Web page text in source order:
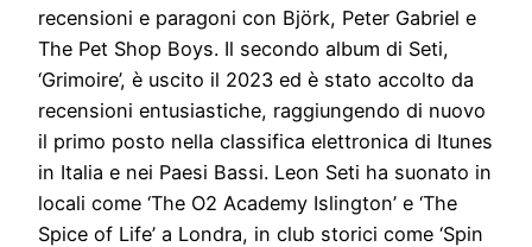
recensioni e paragoni con Björk, Peter Gabriel e
The Pet Shop Boys. Il secondo album di Seti,
‘Grimoire’, è uscito il 2023 ed è stato accolto da
recensioni entusiastiche, raggiungendo di nuovo
il primo posto nella classifica elettronica di Itunes
in Italia e nei Paesi Bassi. Leon Seti ha suonato in
locali come ‘The O2 Academy Islington’ e ‘The
Spice of Life’ a Londra, in club storici come ‘Spin